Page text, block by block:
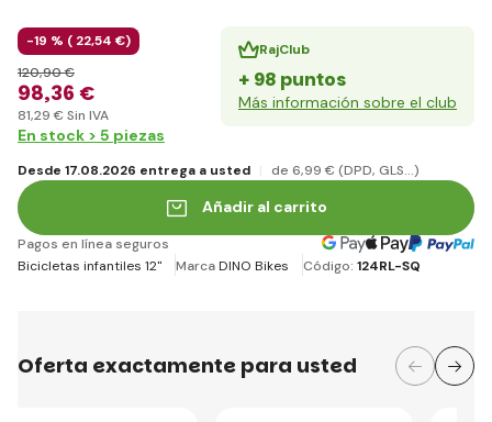
-19 % ( 22,54 €)
98,36 €
120,90 €
81,29 € Sin IVA
RajClub
+ 98 puntos
Más información sobre el club
En stock > 5 piezas
Desde 17.08.2026 entrega a usted de 6,99 € (DPD, GLS...)
Añadir al carrito
Pagos en línea seguros
Bicicletas infantiles 12"
MarcaDINO Bikes Código: 124RL-SQ
Oferta exactamente para usted